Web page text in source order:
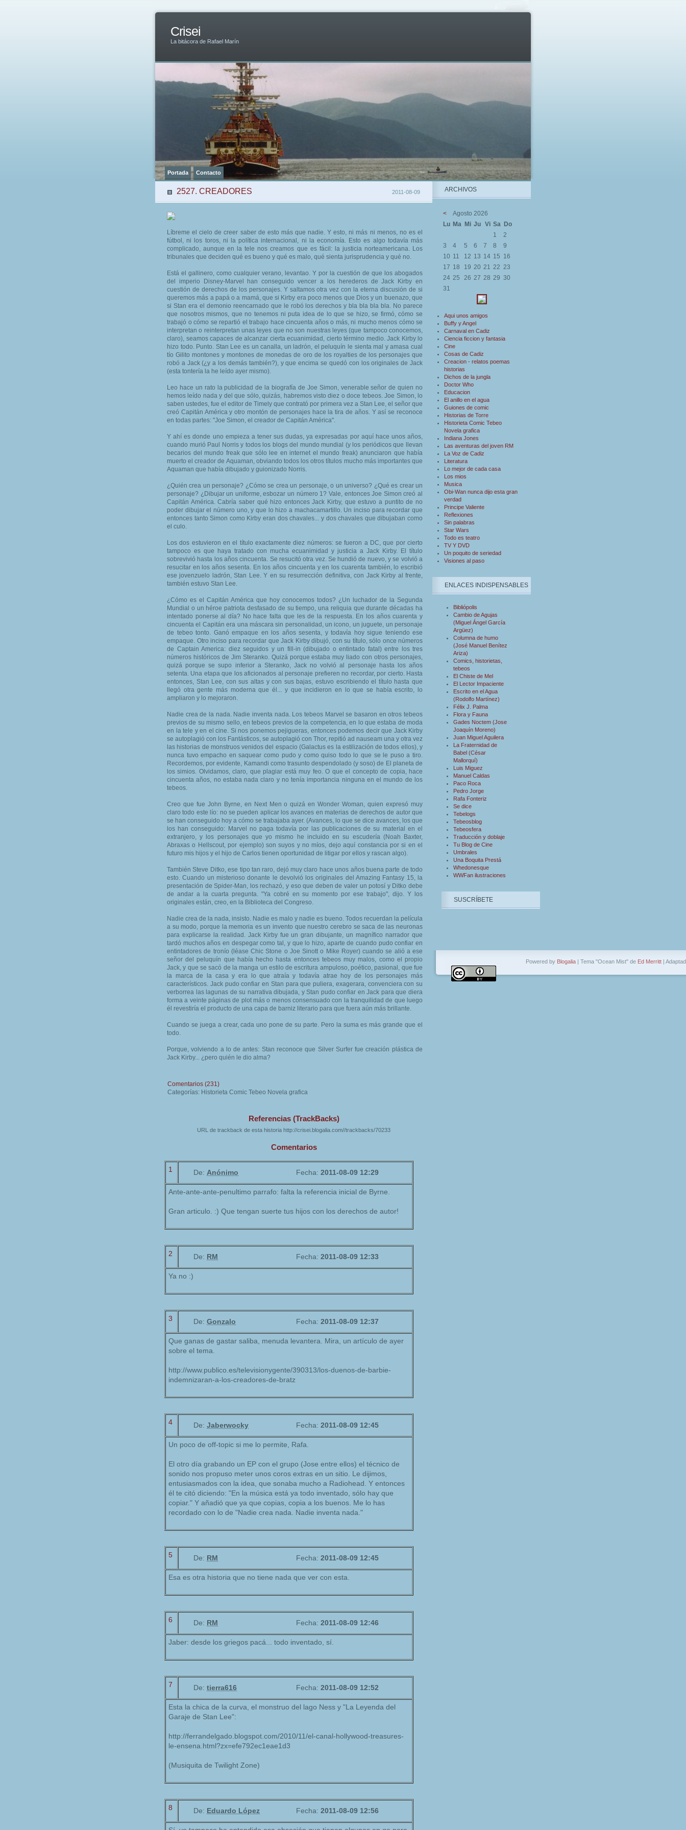
Crisei
La bitácora de Rafael Marín
Portada Contacto
2011-08-09
2527. CREADORES
Líbreme el cielo de creer saber de esto más que nadie. Y esto, ni más ni menos, no es el
fútbol, ni los toros, ni la política internacional, ni la economía. Esto es algo todavía más
complicado, aunque en la tele nos creamos que es fácil: la justicia norteamericana. Los
tribunales que deciden qué es bueno y qué es malo, qué sienta jurisprudencia y qué no.
Está el gallinero, como cualquier verano, levantao. Y por la cuestión de que los abogados
del imperio Disney-Marvel han conseguido vencer a los herederos de Jack Kirby en
cuestión de derechos de los personajes. Y saltamos otra vez con la eterna discusión de si
queremos más a papá o a mamá, que si Kirby era poco menos que Dios y un buenazo, que
si Stan era el demonio reencarnado que le robó los derechos y bla bla bla bla. No parece
que nosotros mismos, que no tenemos ni puta idea de lo que se hizo, se firmó, cómo se
trabajó o cómo se repartió el trabajo hace cincuenta años o más, ni mucho menos cómo se
interpretan o reinterpretan unas leyes que no son nuestras leyes (que tampoco conocemos,
claro), seamos capaces de alcanzar cierta ecuanimidad, cierto término medio. Jack Kirby lo
hizo todo. Punto. Stan Lee es un canalla, un ladrón, el peluquín le sienta mal y amasa cual
tío Gilito montones y montones de monedas de oro de los royalties de los personajes que
robó a Jack (¿y a los demás también?), y que encima se quedó con los originales de Jack
(esta tontería la he leído ayer mismo).
Leo hace un rato la publicidad de la biografía de Joe Simon, venerable señor de quien no
hemos leído nada y del que sólo, quizás, habremos visto diez o doce tebeos. Joe Simon, lo
saben ustedes, fue el editor de Timely que contrató por primera vez a Stan Lee, el señor que
creó Capitán América y otro montón de personajes hace la tira de años. Y así se reconoce
en todas partes: "Joe Simon, el creador de Capitán América".
Y ahí es donde uno empieza a tener sus dudas, ya expresadas por aquí hace unos años,
cuando murió Paul Norris y todos los blogs del mundo mundial (y los periódicos que llevan
becarios del mundo freak que sólo lee en internet el mundo freak) anunciaron que había
muerto el creador de Aquaman, obviando todos los otros títulos mucho más importantes que
Aquaman que había dibujado y guionizado Norris.
¿Quién crea un personaje? ¿Cómo se crea un personaje, o un universo? ¿Qué es crear un
personaje? ¿Dibujar un uniforme, esbozar un número 1? Vale, entonces Joe Simon creó al
Capitán América. Cabría saber qué hizo entonces Jack Kirby, que estuvo a puntito de no
poder dibujar el número uno, y que lo hizo a machacamartillo. Un inciso para recordar que
entonces tanto Simon como Kirby eran dos chavales... y dos chavales que dibujaban como
el culo.
Los dos estuvieron en el título exactamente diez números: se fueron a DC, que por cierto
tampoco es que haya tratado con mucha ecuanimidad y justicia a Jack Kirby. El título
sobrevivió hasta los años cincuenta. Se resucitó otra vez. Se hundió de nuevo, y se volvió a
resucitar en los años sesenta. En los años cincuenta y en los cuarenta también, lo escribió
ese jovenzuelo ladrón, Stan Lee. Y en su resurrección definitiva, con Jack Kirby al frente,
también estuvo Stan Lee.
¿Cómo es el Capitán América que hoy conocemos todos? ¿Un luchador de la Segunda
Mundial o un héroe patriota desfasado de su tiempo, una reliquia que durante décadas ha
intentado ponerse al día? No hace falta que les de la respuesta. En los años cuarenta y
cincuenta el Capitán era una máscara sin personalidad, un icono, un juguete, un personaje
de tebeo tonto. Ganó empaque en los años sesenta, y todavía hoy sigue teniendo ese
empaque. Otro inciso para recordar que Jack Kirby dibujó, con su título, sólo once números
de Captain America: diez seguidos y un fill-in (dibujado o entintado fatal) entre los tres
números históricos de Jim Steranko. Quizá porque estaba muy liado con otros personajes,
quizá porque se supo inferior a Steranko, Jack no volvió al personaje hasta los años
setenta. Una etapa que los aficionados al personaje prefieren no recordar, por cierto. Hasta
entonces, Stan Lee, con sus altas y con sus bajas, estuvo escribiendo el título hasta que
llegó otra gente más moderna que él... y que incidieron en lo que se había escrito, lo
ampliaron y lo mejoraron.
Nadie crea de la nada. Nadie inventa nada. Los tebeos Marvel se basaron en otros tebeos
previos de su mismo sello, en tebeos previos de la competencia, en lo que estaba de moda
en la tele y en el cine. Si nos ponemos pejigueras, entonces podemos decir que Jack Kirby
se autoplagió con los Fantásticos, se autoplagió con Thor, repitió ad nauseam una y otra vez
las historias de monstruos venidos del espacio (Galactus es la estilización de todos ellos), y
nunca tuvo empacho en saquear como pudo y como quiso todo lo que se le puso a tiro.
Recordemos, por evidente, Kamandi como trasunto despendolado (y soso) de El planeta de
los simios. Olvidamos, claro, que plagiar está muy feo. O que el concepto de copia, hace
cincuenta años, no estaba nada claro y no tenía importancia ninguna en el mundo de los
tebeos.
Creo que fue John Byrne, en Next Men o quizá en Wonder Woman, quien expresó muy
claro todo este lío: no se pueden aplicar los avances en materias de derechos de autor que
se han conseguido hoy a cómo se trabajaba ayer. (Avances, lo que se dice avances, los que
los han conseguido: Marvel no paga todavía por las publicaciones de su material en el
extranjero, y los personajes que yo mismo he incluido en su escudería (Noah Baxter,
Abraxas o Hellscout, por ejemplo) son suyos y no míos, dejo aquí constancia por si en el
futuro mis hijos y el hijo de Carlos tienen oportunidad de litigar por ellos y rascan algo).
También Steve Ditko, ese tipo tan raro, dejó muy claro hace unos años buena parte de todo
esto. Cuando un misterioso donante le devolvió los originales del Amazing Fantasy 15, la
presentación de Spider-Man, los rechazó, y eso que deben de valer un potosí y Ditko debe
de andar a la cuarta pregunta. "Ya cobré en su momento por ese trabajo", dijo. Y los
originales están, creo, en la Biblioteca del Congreso.
Nadie crea de la nada, insisto. Nadie es malo y nadie es bueno. Todos recuerdan la película
a su modo, porque la memoria es un invento que nuestro cerebro se saca de las neuronas
para explicarse la realidad. Jack Kirby fue un gran dibujante, un magnífico narrador que
tardó muchos años en despegar como tal, y que lo hizo, aparte de cuando pudo confiar en
entintadores de tronío (léase Chic Stone o Joe Sinott o Mike Royer) cuando se alió a ese
señor del peluquín que había hecho hasta entonces tebeos muy malos, como el propio
Jack, y que se sacó de la manga un estilo de escritura ampuloso, poético, pasional, que fue
la marca de la casa y era lo que atraía y todavía atrae hoy de los personajes más
característicos. Jack pudo confiar en Stan para que puliera, exagerara, convenciera con su
verborrea las lagunas de su narrativa dibujada, y Stan pudo confiar en Jack para que diera
forma a veinte páginas de plot más o menos consensuado con la tranquilidad de que luego
él revestiría el producto de una capa de barniz literario para que fuera aún más brillante.
Cuando se juega a crear, cada uno pone de su parte. Pero la suma es más grande que el
todo.
Porque, volviendo a lo de antes: Stan reconoce que Silver Surfer fue creación plástica de
Jack Kirby... ¿pero quién le dio alma?
Comentarios (231)
Categorías: Historieta Comic Tebeo Novela grafica
Referencias (TrackBacks)
URL de trackback de esta historia http://crisei.blogalia.com//trackbacks/70233
Comentarios
1 De: Anónimo Fecha: 2011-08-09 12:29
Ante-ante-ante-penultimo parrafo: falta la referencia inicial de Byrne.
Gran articulo. :) Que tengan suerte tus hijos con los derechos de autor!
2 De: RM Fecha: 2011-08-09 12:33
Ya no :)
3 De: Gonzalo Fecha: 2011-08-09 12:37
Que ganas de gastar saliba, menuda levantera. Mira, un artículo de ayer
sobre el tema.
http://www.publico.es/televisionygente/390313/los-duenos-de-barbie-
indemnizaran-a-los-creadores-de-bratz
4 De: Jaberwocky Fecha: 2011-08-09 12:45
Un poco de off-topic si me lo permite, Rafa.
El otro día grabando un EP con el grupo (Jose entre ellos) el técnico de
sonido nos propuso meter unos coros extras en un sitio. Le dijimos,
entusiasmados con la idea, que sonaba mucho a Radiohead. Y entonces
él te citó diciendo: "En la música está ya todo inventado, sólo hay que
copiar." Y añadió que ya que copias, copia a los buenos. Me lo has
recordado con lo de "Nadie crea nada. Nadie inventa nada."
5 De: RM Fecha: 2011-08-09 12:45
Esa es otra historia que no tiene nada que ver con esta.
6 De: RM Fecha: 2011-08-09 12:46
Jaber: desde los griegos pacá... todo inventado, sí.
7 De: tierra616 Fecha: 2011-08-09 12:52
Esta la chica de la curva, el monstruo del lago Ness y "La Leyenda del
Garaje de Stan Lee":
http://ferrandelgado.blogspot.com/2010/11/el-canal-hollywood-treasures-
le-ensena.html?zx=efe792ec1eae1d3
(Musiquita de Twilight Zone)
8 De: Eduardo López Fecha: 2011-08-09 12:56
ARCHIVOS
<
Agosto 2026
Lu Ma Mi Ju Vi Sa Do
1
2
3
4 5 6 7 8
9
10 11 12 13 14 15 16
17 18 19 20 21 22 23
24 25 26 27 28 29 30
31
Aqui unos amigos
Buffy y Angel
Carnaval en Cadiz
Ciencia ficcion y fantasia
Cine
Cosas de Cadiz
Creacion - relatos poemas
historias
Dichos de la jungla
Doctor Who
Educacion
El anillo en el agua
Guiones de comic
Historias de Torre
Historieta Comic Tebeo
Novela grafica
Indiana Jones
Las aventuras del joven RM
La Voz de Cadiz
Literatura
Lo mejor de cada casa
Los mios
Musica
Obi-Wan nunca dijo esta gran
verdad
Principe Valiente
Reflexiones
Sin palabras
Star Wars
Todo es teatro
TV Y DVD
Un poquito de seriedad
Visiones al paso
ENLACES INDISPENSABLES
Bibliópolis
Cambio de Agujas
(Miguel Ángel García
Argüez)
Columna de humo
(José Manuel Benítez
Ariza)
Comics, historietas,
tebeos
El Chiste de Mel
El Lector Impaciente
Escrito en el Agua
(Rodolfo Martínez)
Félix J. Palma
Flora y Fauna
Gades Noctem (Jose
Joaquín Moreno)
Juan Miguel Aguilera
La Fraternidad de
Babel (César
Mallorquí)
Luis Miguez
Manuel Caldas
Paco Roca
Pedro Jorge
Rafa Fonteriz
Se dice
Tebelogs
Tebeosblog
Tebeosfera
Traducción y doblaje
Tu Blog de Cine
Umbrales
Una Boquita Prestá
Whedonesque
WWFan ilustraciones
SUSCRÍBETE
Powered by Blogalia | Tema "Ocean Mist" de Ed Merritt |